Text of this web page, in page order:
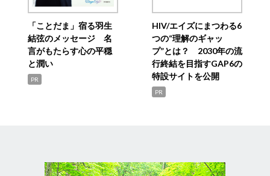
「ことだま」宿る羽生
結弦のメッセージ 名
言がもたらす心の平穏
と潤い
PR
HIV/エイズにまつわる6
つの“理解のギャッ
プ”とは？ 2030年の流
行終結を目指すGAP6の
特設サイトを公開
PR